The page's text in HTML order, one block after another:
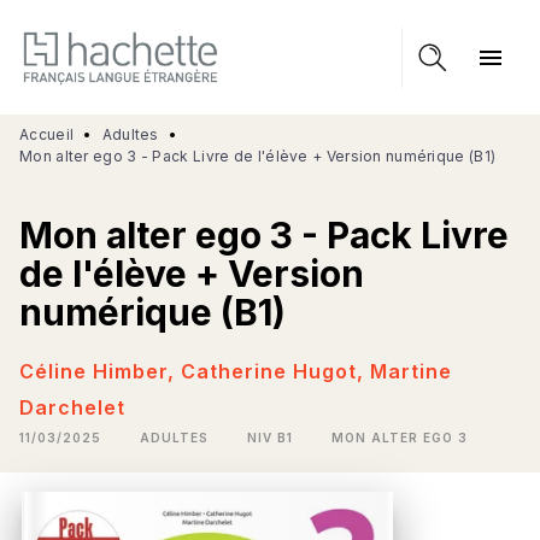
MENU RECHERCHE
CONTENU
PIED DE PAGE
menu
Accueil • Adultes
•
Mon alter ego 3 - Pack Livre de l'élève + Version numérique (B1)
Mon alter ego 3 - Pack Livre
de l'élève + Version
numérique (B1)
Céline Himber, Catherine Hugot, Martine
Darchelet
11/03/2025 ADULTES NIV B1 MON ALTER EGO 3